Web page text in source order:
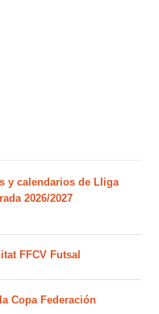
y calendarios de Lliga
2026/2027
FFCV Futsal
Copa Federación